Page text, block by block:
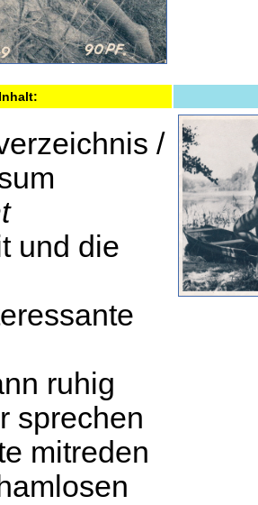
Inhalt:
/
und die
ruhig
sprechen
mitreden